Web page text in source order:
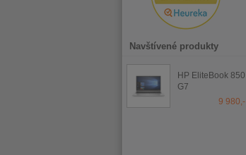
Navštívené produkty
HP EliteBook 850
G7
9 980,-